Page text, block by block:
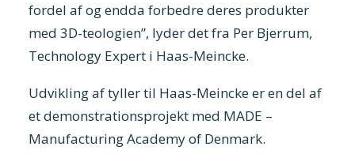
fordel af og endda forbedre deres produkter
med 3D-teologien”, lyder det fra Per Bjerrum,
Technology Expert i Haas-Meincke.
Udvikling af tyller til Haas-Meincke er en del af
et demonstrationsprojekt med MADE –
Manufacturing Academy of Denmark.